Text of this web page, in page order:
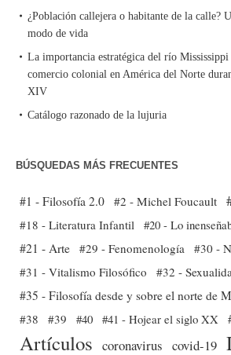
¿Población callejera o habitante de la calle?
modo de vida
La importancia estratégica del río
comercio colonial en América del Norte
XIV
Catálogo razonado de la lujuria
BÚSQUEDAS MÁS FRECUENTES
#1 - Filosofía 2.0 #2 - Michel Foucault
#18 - Literatura Infantil #20 - Lo
#21 - Arte #29 - Fenomenología #30 -
#31 - Vitalismo Filosófico
#32 -
#35 - Filosofía desde y sobre el norte de
#38
#39 #40 #41 - Hojear el siglo XX
Artículos coronavirus covid-19